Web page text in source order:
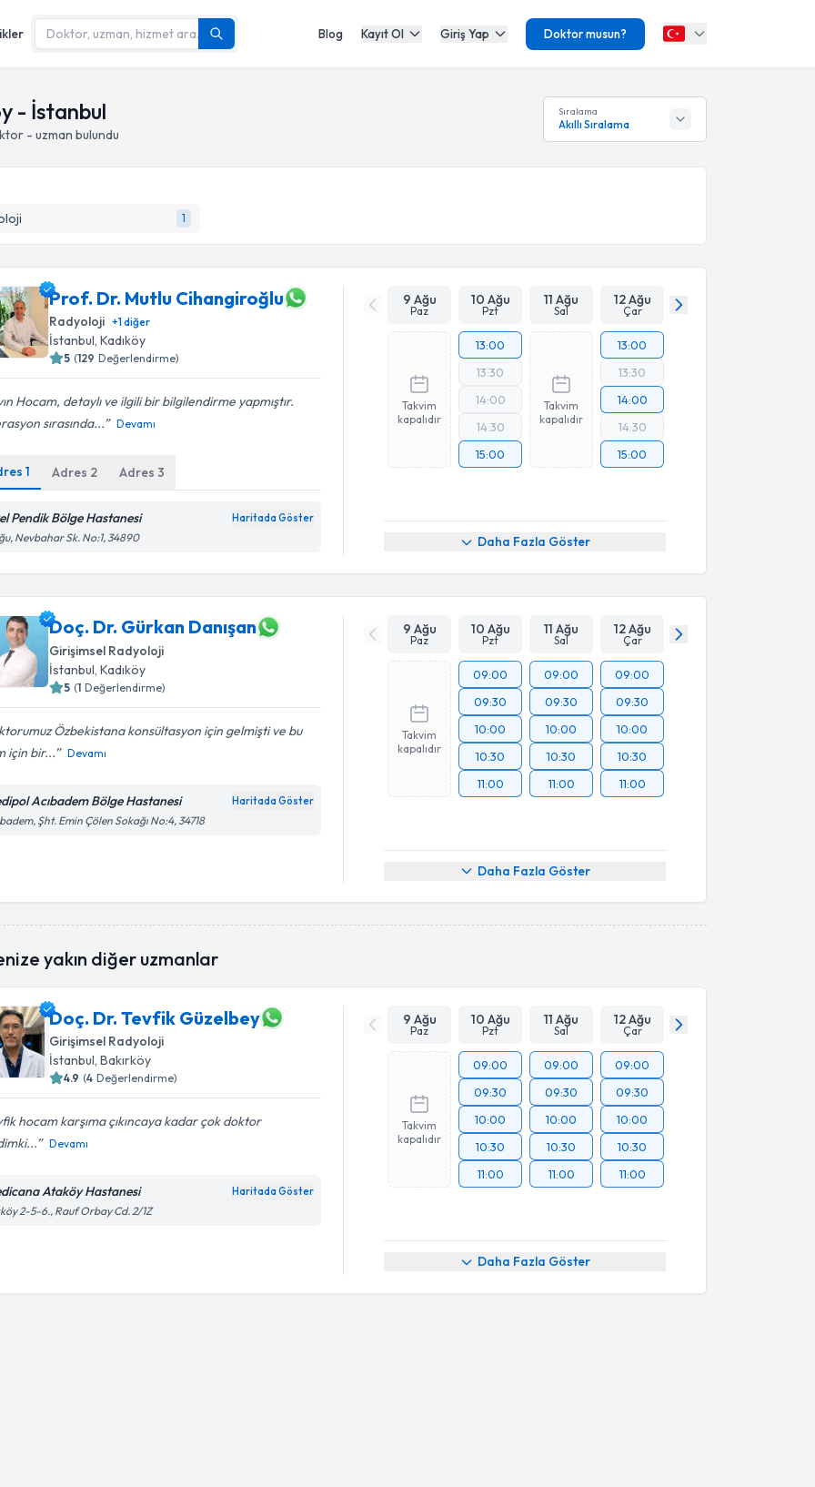
Blog Kayıt Ol Giriş Yap Doktor musun?
- İstanbul
- uzman bulundu
Sıralama
Akıllı Sıralama
1
Prof. Dr. Mutlu Cihangiroğlu
Radyoloji +1diğer
İstanbul, Kadıköy
5 (129 Değerlendirme)
Hocam, detaylı ve ilgili bir bilgilendirme yapmıştır.
sırasında...
Devamı
1 Adres 2 Adres3
Pendik Bölge Hastanesi Haritada Göster
Nevbahar Sk. No:1, 34890
9 Ağu
Paz
10 Ağu
Pzt
11 Ağu
Sal
12 Ağu
Çar
Takvim
kapalıdır
13:00
13:30
14:00
14:30
15:00
Takvim
kapalıdır
13:00
13:30
14:00
14:30
15:00
Daha Fazla Göster
Doç. Dr. Gürkan Danışan
Girişimsel Radyoloji
İstanbul , Kadıköy
5 (1 Değerlendirme)
Özbekistana konsültasyon için gelmişti ve bu
için bir...
Devamı
Acıbadem Bölge Hastanesi Haritada Göster
Şht. Emin Çölen Sokağı No:4, 34718
9 Ağu
Paz
10 Ağu
Pzt
11 Ağu
Sal
12 Ağu
Çar
Takvim
kapalıdır
09:00
09:30
10:00
10:30
11:00
09:00
09:30
10:00
10:30
11:00
09:00
09:30
10:00
10:30
11:00
Daha Fazla Göster
yakın diğer uzmanlar
Doç. Dr. Tevfik Güzelbey
Girişimsel Radyoloji
İstanbul, Bakırköy
4.9 (4 Değerlendirme)
hocam karşıma çıkıncaya kadar çok doktor
Devamı
Ataköy Hastanesi Haritada Göster
2-5-6., Rauf Orbay Cd. 2/1Z
9 Ağu
Paz
10 Ağu
Pzt
11 Ağu
Sal
12 Ağu
Çar
Takvim
kapalıdır
09:00
09:30
10:00
10:30
11:00
09:00
09:30
10:00
10:30
11:00
09:00
09:30
10:00
10:30
11:00
Daha Fazla Göster